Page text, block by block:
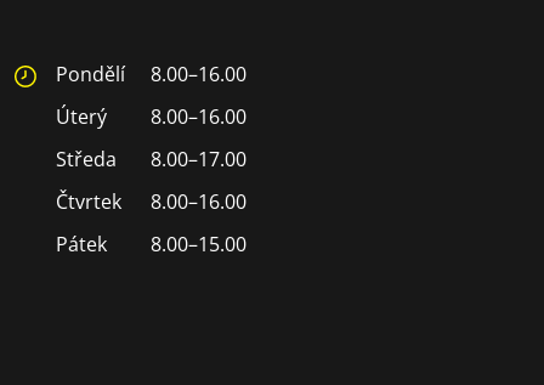
Pondělí
8.00–16.00
Úterý
8.00–16.00
Středa
8.00–17.00
Čtvrtek
8.00–16.00
Pátek
8.00–15.00